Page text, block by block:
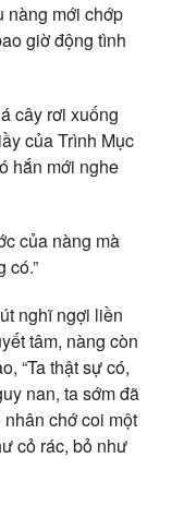
nàng mới chớp
giờ động tình
cây rơi xuống
của Trình Mục
hắn mới nghe
của nàng mà
có.”
nghĩ ngợi liền
tâm, nàng còn
“Ta thật sự có,
nan, ta sớm đã
chớ coi một
cỏ rác, bỏ như